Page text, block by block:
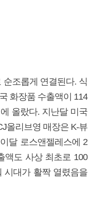
조롭게 연결된다. 식
화장품 수출액이 114
올랐다. 지난달 미국
올리브영 매장은 K-뷰
달 로스앤젤레스에 2
액도 사상 최초로 100
시대가 활짝 열렸음을